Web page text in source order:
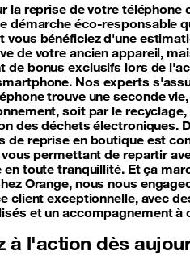
la reprise de votre téléphone
démarche éco-responsable
vous bénéficiez d'une
de votre ancien appareil,
de bonus exclusifs lors de
Nos experts
trouve une seconde
soit par le
des déchets électroniques.
de reprise en boutique est
permettant de repartir
en toute tranquillité. Et ça
Orange, nous nous
client exceptionnelle, avec
et un accompagnement à
à l'action dès